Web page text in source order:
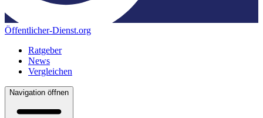
Öffentlicher-Dienst.org
Ratgeber
News
Vergleichen
Navigation öffnen